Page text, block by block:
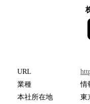
URL
業種
情
本社所在地
東